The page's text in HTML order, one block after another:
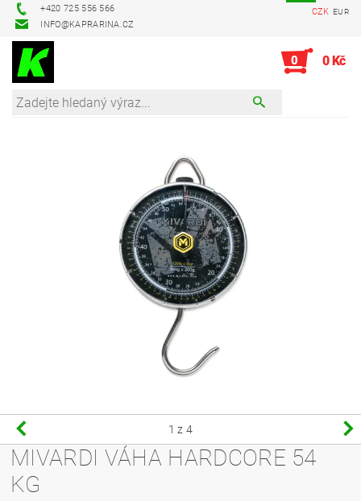
+420 725 556 566
INFO@KAPRARINA.CZ
CZK EUR
0 0 Kč
1 z 4
MIVARDI VÁHA HARDCORE 54
KG